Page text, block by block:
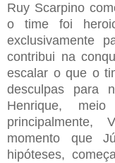
Ruy Scarpino
o time foi
exclusivamente
contribui na
escalar o que o
desculpas para
Henrique,
momento que
hipóteses,